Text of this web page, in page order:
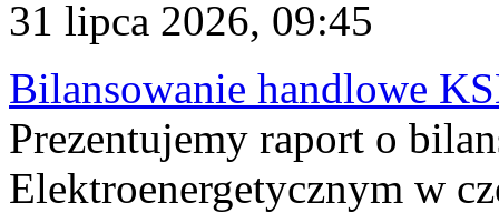
31 lipca 2026, 09:45
Bilansowanie handlowe
Prezentujemy raport o
Elektroenergetycznym w